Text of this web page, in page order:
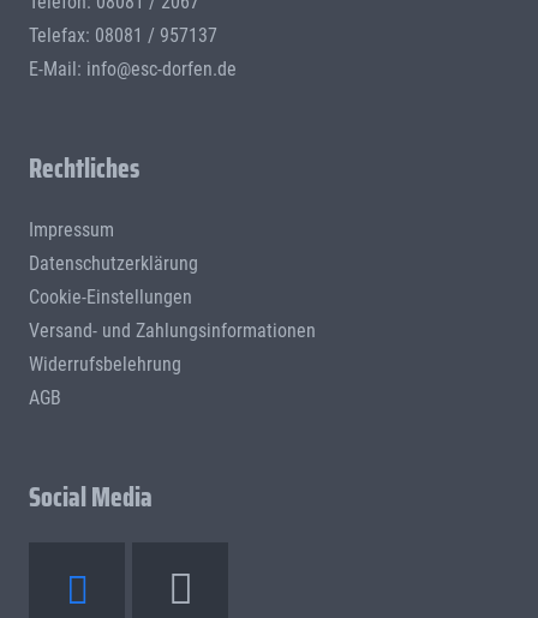
Telefax: 08081 / 957137
E-Mail: info@esc-dorfen.de
Rechtliches
Impressum
Datenschutzerklärung
Cookie-Einstellungen
Versand- und Zahlungsinformationen
Widerrufsbelehrung
AGB
Social Media